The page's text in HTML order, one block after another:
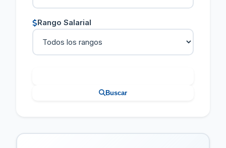
Rango Salarial
Buscar